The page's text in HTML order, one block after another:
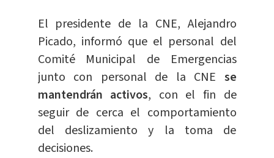
El presidente de la CNE, Alejandro
Picado, informó que el personal del
Comité Municipal de Emergencias
junto con personal de la CNE se
mantendrán activos, con el fin de
seguir de cerca el comportamiento
del deslizamiento y la toma de
decisiones.